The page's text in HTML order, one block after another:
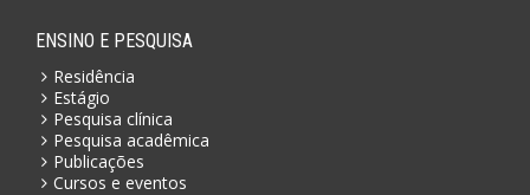
ENSINO E PESQUISA
Residência
Estágio
Pesquisa clínica
Pesquisa acadêmica
Publicações
Cursos e eventos